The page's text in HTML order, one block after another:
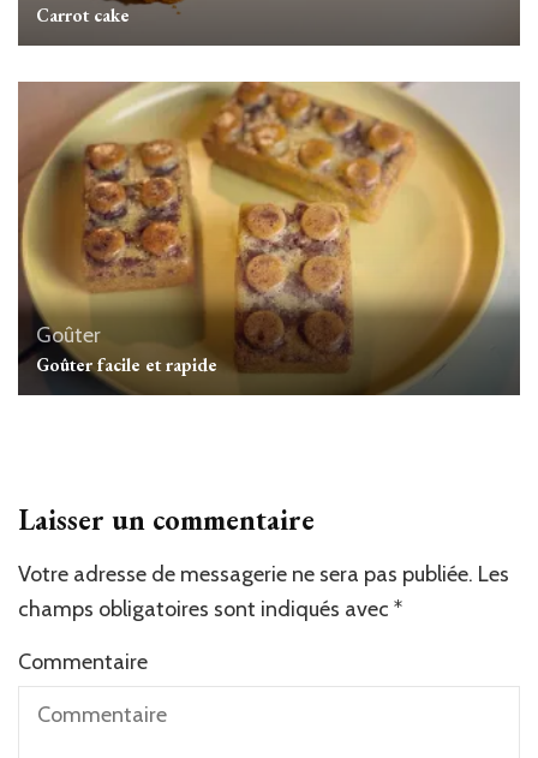
Carrot cake
Goûter
Goûter facile et rapide
Laisser un commentaire
Votre adresse de messagerie ne sera pas publiée. Les
champs obligatoires sont indiqués avec *
Commentaire